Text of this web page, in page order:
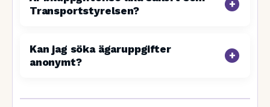
Transportstyrelsen?
Kan jag söka ägaruppgifter
anonymt?